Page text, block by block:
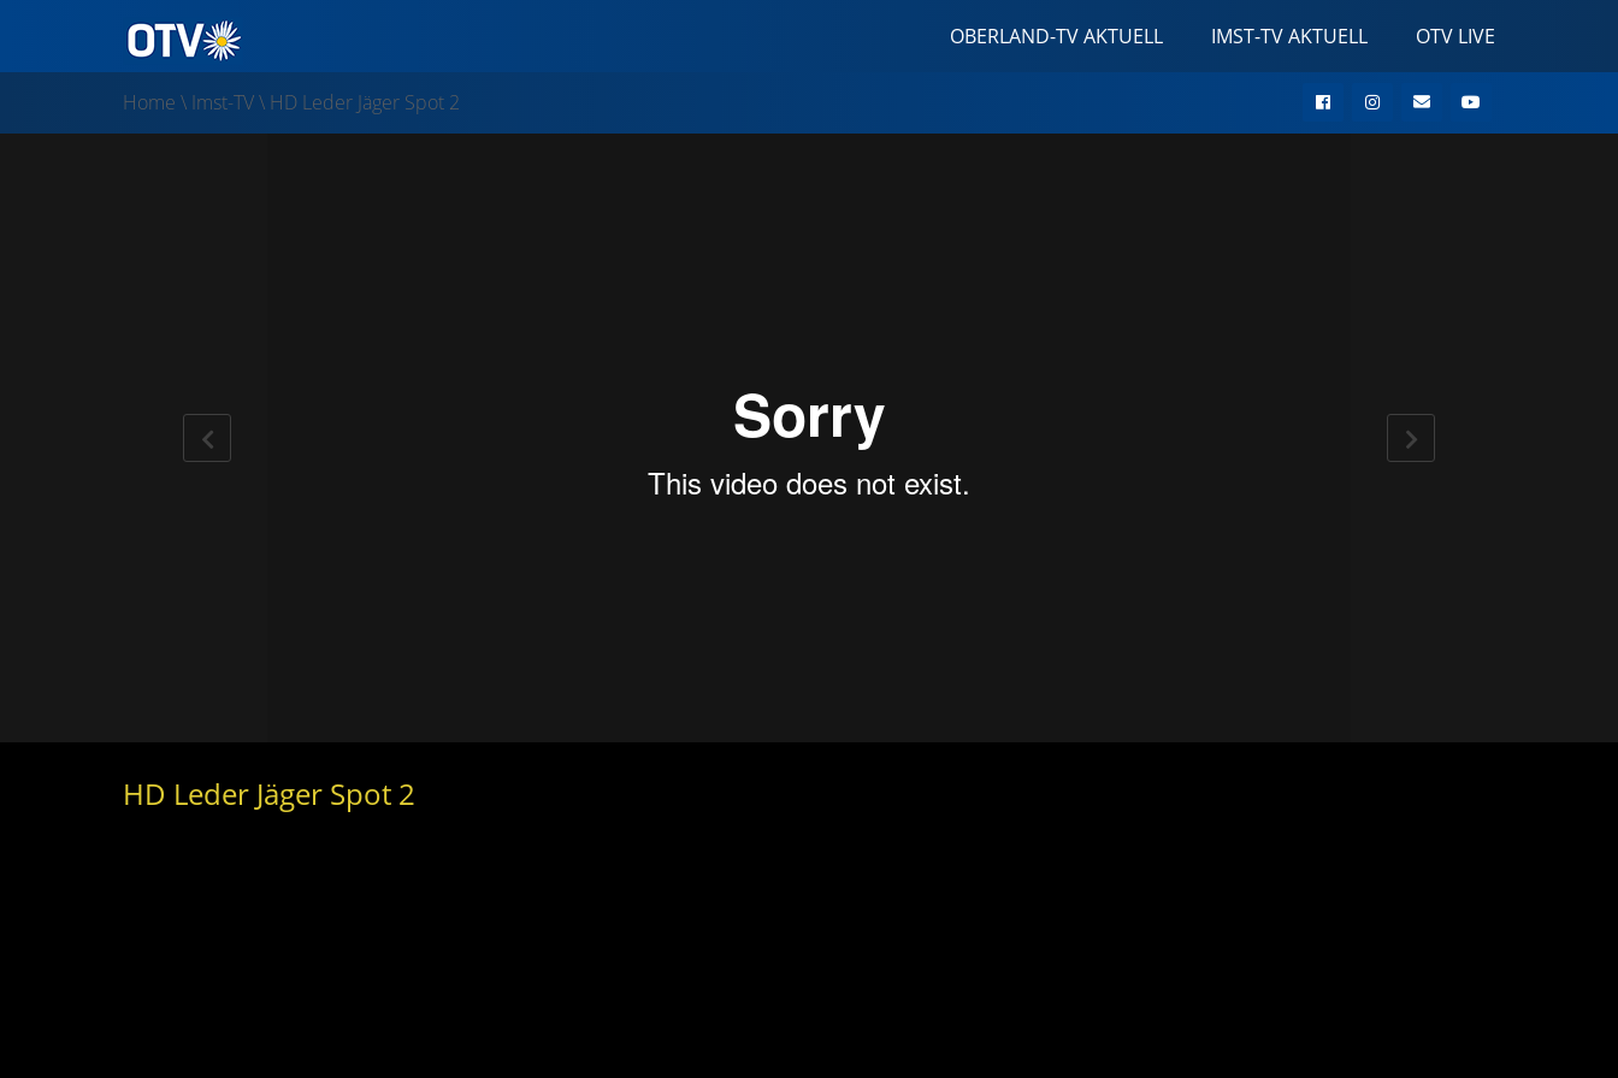
OBERLAND-TV AKTUELL IMST-TV AKTUELL OTV LIVE
Home \ Imst-TV\ HD Leder Jäger Spot 2
HD Leder Jäger Spot 2